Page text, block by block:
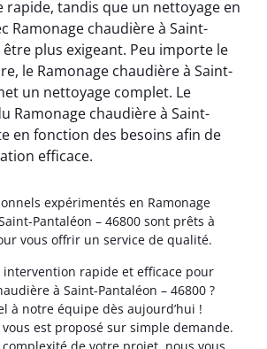
rapide, tandis que un nettoyage en
Ramonage chaudière à Saint-
plus exigeant. Peu importe le
le Ramonage chaudière à Saint-
un nettoyage complet. Le
Ramonage chaudière à Saint-
en fonction des besoins afin de
efficace.
expérimentés en Ramonage
Pantaléon – 46800 sont prêts à
vous offrir un service de qualité.
intervention rapide et efficace pour
à Saint-Pantaléon – 46800 ?
à notre équipe dès aujourd’hui !
est proposé sur simple demande.